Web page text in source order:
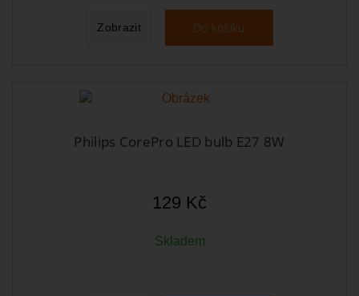
Zobrazit Do košíku
Philips CorePro LED bulb E27 8W
129 Kč
Skladem